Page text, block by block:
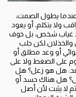
عندما يطول الصمت،
ولا يتكلم، أو يعود
غياب شخص، بل خوف
والخذلان.لكن جلب
أو وعد مطلق أو
على الضغط ولا على
هل هو زعل؟ هل
هل هناك حسد أو
لا يثبت لأن أصل